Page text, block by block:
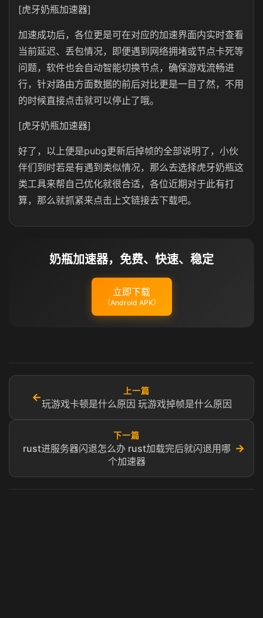
[虎牙奶瓶加速器]
加速成功后，各位更是可在对应的加速界面内实时查看
当前延迟、丢包情况，即便遇到网络拥堵或节点卡死等
问题，软件也会自动智能切换节点，确保游戏流畅进
行，针对路由方面数据的前后对比更是一目了然，不用
的时候直接点击就可以停止了哦。
[虎牙奶瓶加速器]
好了，以上便是pubg更新后掉帧的全部说明了，小伙
伴们到时若是有遇到类似情况，那么去选择虎牙奶瓶这
类工具来帮自己优化就很合适，各位近期对于此有打
算，那么就抓紧来点击上文链接去下载吧。
奶瓶加速器，免费、快速、稳定
立即下载
（Android APK）
←
上一篇
玩游戏卡顿是什么原因 玩游戏掉帧是什么原因
下一篇
rust进服务器闪退怎么办 rust加载完后就闪退用哪
个加速器
→